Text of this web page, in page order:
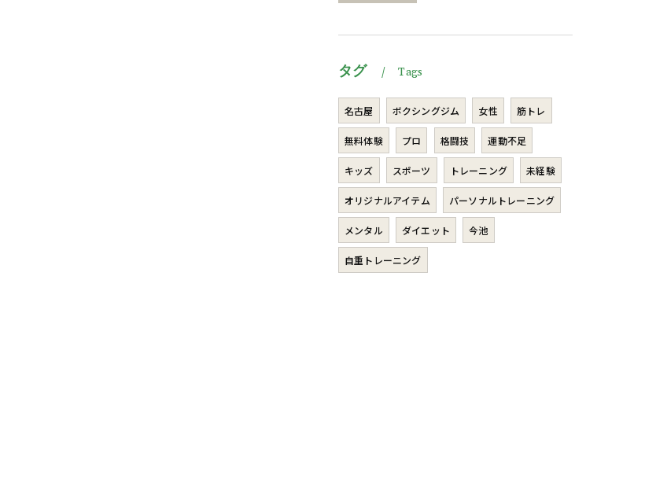
タグ Tags
名古屋 ボクシングジム 女性 筋トレ
無料体験 プロ 格闘技 運動不足
キッズ スポーツ トレーニング 未経験
オリジナルアイテム パーソナルトレーニング
メンタル ダイエット 今池
自重トレーニング